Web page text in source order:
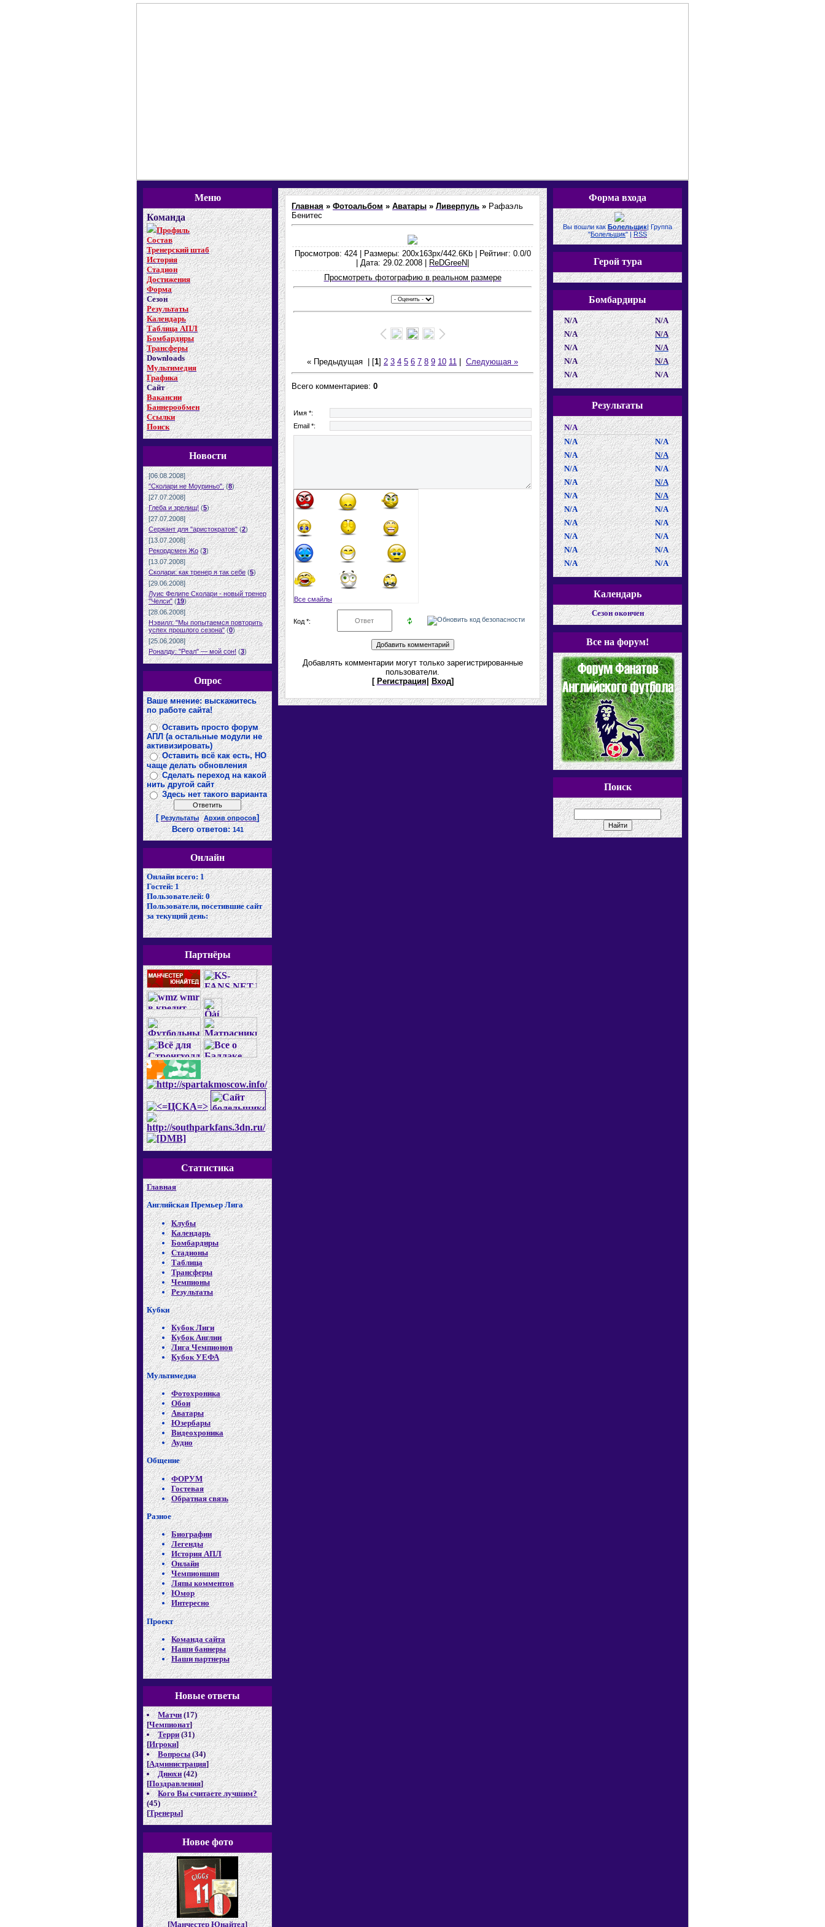
Меню
Команда
Профиль
Состав
Тренерский штаб
История
Стадион
Достижения
Форма
Сезон
Результаты
Календарь
Таблица АПЛ
Бомбардиры
Трансферы
Downloads
Мультимедия
Графика
Сайт
Вакансии
Баннерообмен
Ссылки
Поиск
Новости
[06.08.2008]
"Сколари не Моуриньо". (8)
[27.07.2008]
Глеба и зрелищ! (5)
[27.07.2008]
Сержант для "аристократов" (2)
[13.07.2008]
Рекордсмен Жо (3)
[13.07.2008]
Сколари: как тренер я так себе (5)
[29.06.2008]
Луис Фелипе Сколари - новый тренер
"Челси" (19)
[28.06.2008]
Нэвилл: "Мы попытаемся повторить
успех прошлого сезона" (0)
[25.06.2008]
Роналду: "Реал" — мой сон! (3)
Опрос
Ваше мнение: выскажитесь
по работе сайта!
Оставить просто форум
АПЛ (а остальные модули не
активизировать)
Оставить всё как есть, НО
чаще делать обновления
Сделать переход на какой
нить другой сайт
Здесь нет такого варианта
[Результаты Архив опросов]
Всего ответов: 141
Онлайн
Онлайн всего:1
Гостей:1
Пользователей:0
Пользователи, посетившие сайт
за текущий день:
Партнёры
Статистика
Главная
Английская Премьер Лига
Клубы
Календарь
Бомбардиры
Стадионы
Таблица
Трансферы
Чемпионы
Результаты
Кубки
Кубок Лиги
Кубок Англии
Лига Чемпионов
Кубок УЕФА
Мультимедиа
Фотохроника
Обои
Аватары
Юзербары
Видеохроника
Аудио
Общение
ФОРУМ
Гостевая
Обратная связь
Разное
Биографии
Легенды
История АПЛ
Онлайн
Чемпионшип
Ляпы комментов
Юмор
Интересно
Проект
Команда сайта
Наши баннеры
Наши партнеры
Новые ответы
Матчи (17)
[Чемпионат]
Терри (31)
[Игроки]
Вопросы (34)
[Администрация]
Днюхи (42)
[Поздравления]
Кого Вы считаете лучшим?
(45)
[Тренеры]
Новое фото
[Манчестер Юнайтед]
Главная » Фотоальбом » Аватары » Ливерпуль » Рафаэль
Бенитес
Просмотров: 424 | Размеры: 200x163px/442.6Kb | Рейтинг: 0.0/0
| Дата: 29.02.2008 |
ReDGreeN
Просмотреть фотографию в реальном размере
« Предыдущая | [1] 2 3 4 5 6 7 8 9 10 11 Следующая »
Всего комментариев: 0
Имя *:
Email *:
Все смайлы
Код *:
Добавлять комментарии могут только зарегистрированные
пользователи.
[ Регистрация| Вход]
Форма входа
Вы вошли какБолельщик|Группа
"Болельщик" |RSS
Герой тура
Бомбардиры
N/A
N/A
N/A
N/A
N/A
N/A
N/A
N/A
N/A
N/A
Результаты
N/A
N/A
N/A
N/A
N/A
N/A
N/A
N/A
N/A
N/A
N/A
N/A
N/A
N/A
N/A
N/A
N/A
N/A
N/A
N/A
N/A
Календарь
Cезон окончен
Все на форум!
Поиск